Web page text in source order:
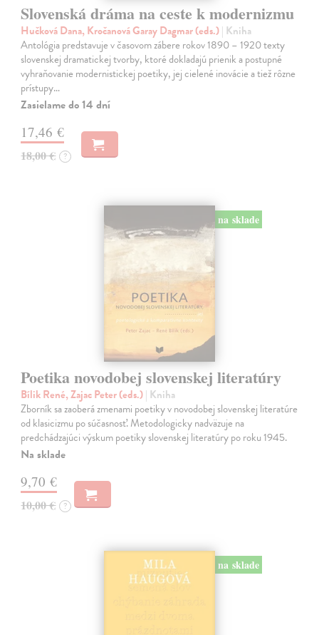
Slovenská dráma na ceste k modernizmu
Hučková Dana, Kročanová Garay Dagmar (eds.)| Kniha
Antológia predstavuje v časovom zábere rokov 1890 – 1920 texty
slovenskej dramatickej tvorby, ktoré dokladajú prienik a postupné
vyhraňovanie modernistickej poetiky, jej cielené inovácie a tiež rôzne
prístupy…
Zasielame do 14 dní
17,46 €
18,00 € ?
na sklade
Poetika novodobej slovenskej literatúry
Bílik René, Zajac Peter (eds.)| Kniha
Zborník sa zaoberá zmenami poetiky v novodobej slovenskej literatúre
od klasicizmu po súčasnosť. Metodologicky nadväzuje na
predchádzajúci výskum poetiky slovenskej literatúry po roku 1945.
Na sklade
9,70 €
10,00 € ?
na sklade